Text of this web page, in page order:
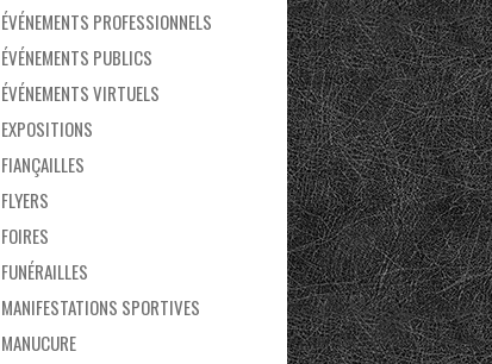
ÉVÉNEMENTS PROFESSIONNELS
ÉVÉNEMENTS PUBLICS
ÉVÉNEMENTS VIRTUELS
EXPOSITIONS
FIANÇAILLES
FLYERS
FOIRES
FUNÉRAILLES
MANIFESTATIONS SPORTIVES
MANUCURE